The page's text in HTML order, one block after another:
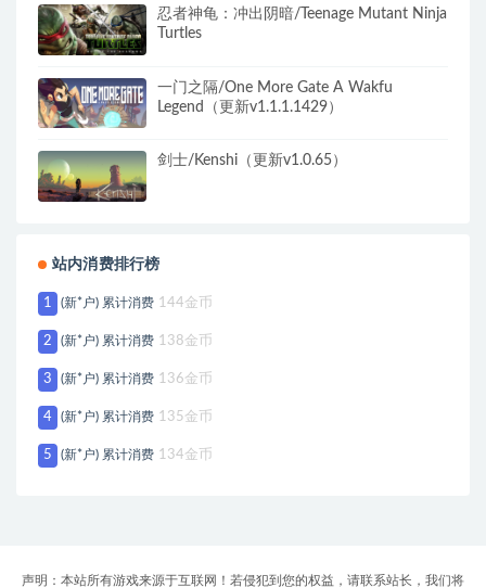
忍者神龟：冲出阴暗/Teenage Mutant Ninja
Turtles
一门之隔/One More Gate A Wakfu
Legend（更新v1.1.1.1429）
剑士/Kenshi（更新v1.0.65）
站内消费排行榜
1 (新*户) 累计消费 144金币
2 (新*户) 累计消费 138金币
3 (新*户) 累计消费 136金币
4 (新*户) 累计消费 135金币
5 (新*户) 累计消费 134金币
声明：本站所有游戏来源于互联网！若侵犯到您的权益，请联系站长，我们将